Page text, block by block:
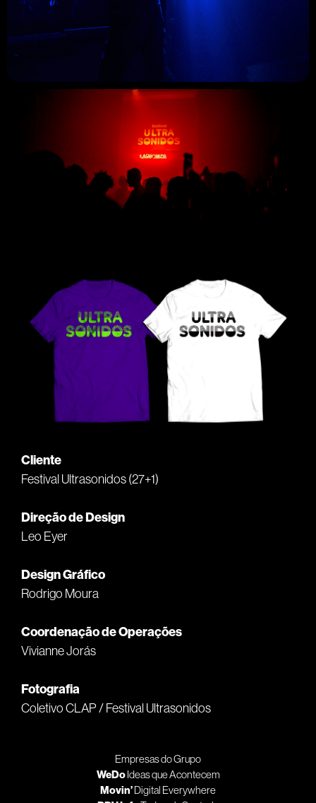
Cliente
Festival Ultrasonidos (27+1)
Direção de Design
Leo Eyer
Design Gráfico
Rodrigo Moura
Coordenação de Operações
Vivianne Jorás
Fotografia
Coletivo CLAP / Festival Ultrasonidos
Empresas do Grupo
WeDoIdeas que Acontecem
Movin’Digital Everywhere